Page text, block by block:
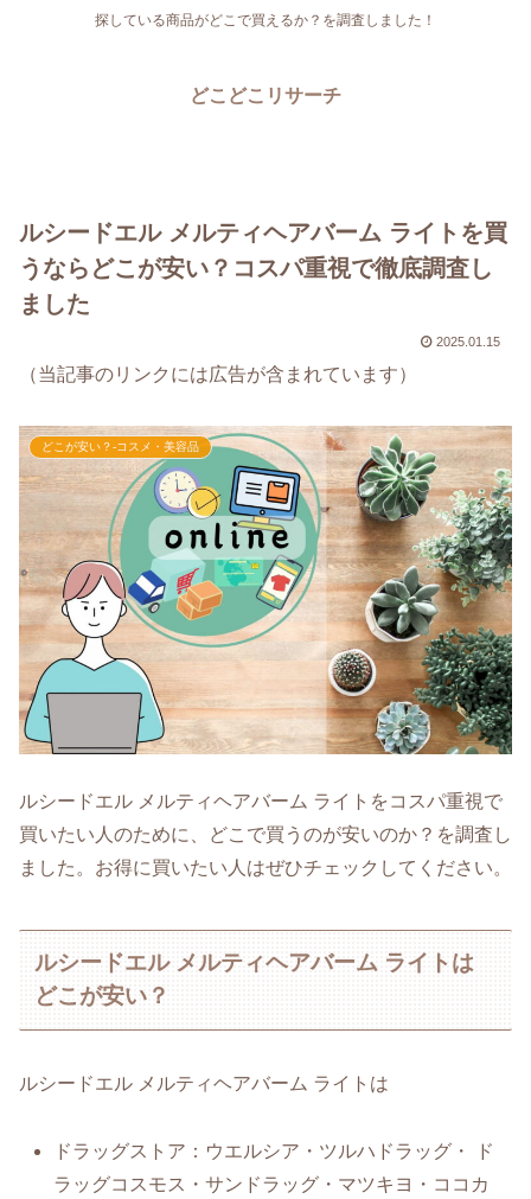
探している商品がどこで買えるか？を調査しました！
どこどこリサーチ
ルシードエル メルティヘアバーム ライトを買
うならどこが安い？コスパ重視で徹底調査し
ました
2025.01.15
（当記事のリンクには広告が含まれています）
どこが安い？-コスメ・美容品
ルシードエル メルティヘアバーム ライトをコスパ重視で
買いたい人のために、どこで買うのが安いのか？を調査し
ました。お得に買いたい人はぜひチェックしてください。
ルシードエル メルティヘアバーム ライトは
どこが安い？
ルシードエル メルティヘアバーム ライトは
ドラッグストア：ウエルシア・ツルハドラッグ・ ド
ラッグコスモス・サンドラッグ・マツキヨ・ココカ